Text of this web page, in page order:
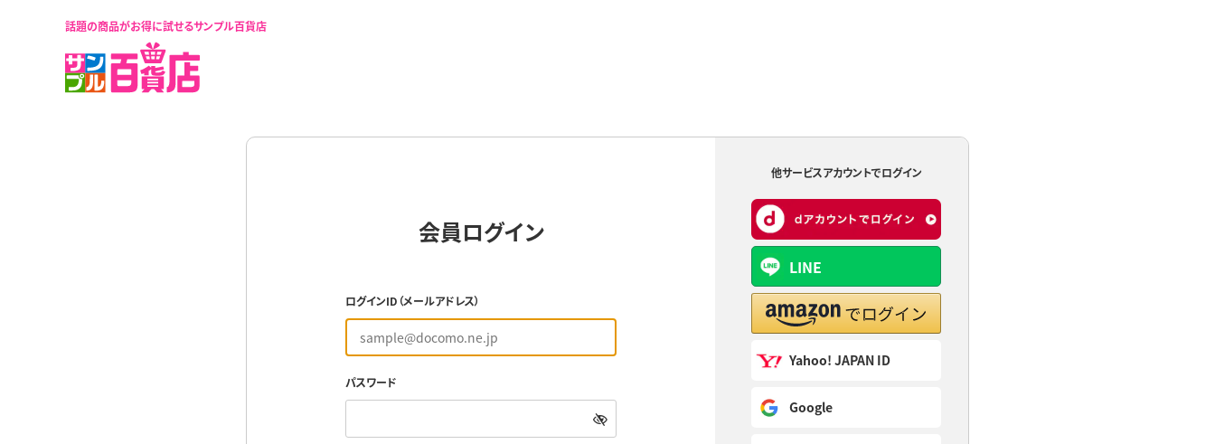
話題の商品がお得に試せるサンプル百貨店
会員ログイン
ログインID（メールアドレス）
パスワード
他サービスアカウントでログイン
LINE
Yahoo! JAPAN ID
Google